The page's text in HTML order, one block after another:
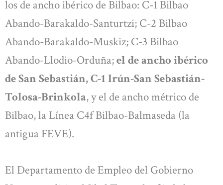
los de ancho ibérico de Bilbao: C-1 Bilbao
Abando-Barakaldo-Santurtzi; C-2 Bilbao
Abando-Barakaldo-Muskiz; C-3 Bilbao
Abando-Llodio-Orduña;el de ancho ibérico
de San Sebastián, C-1 Irún-San Sebastián-
Tolosa-Brinkola, y el de ancho métrico de
Bilbao, la Línea C4f Bilbao-Balmaseda (la
antigua FEVE).
El Departamento de Empleo del Gobierno